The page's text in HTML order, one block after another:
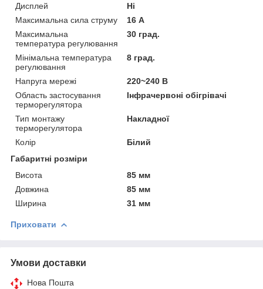
Дисплей
Ні
Максимальна сила струму
16 А
Максимальна
температура регулювання
30 град.
Мінімальна температура
регулювання
8 град.
Напруга мережі
220~240 В
Область застосування
терморегулятора
Інфрачервоні обігрівачі
Тип монтажу
терморегулятора
Накладної
Колір
Білий
Габаритні розміри
Висота
85 мм
Довжина
85 мм
Ширина
31 мм
Приховати
Умови доставки
Нова Пошта